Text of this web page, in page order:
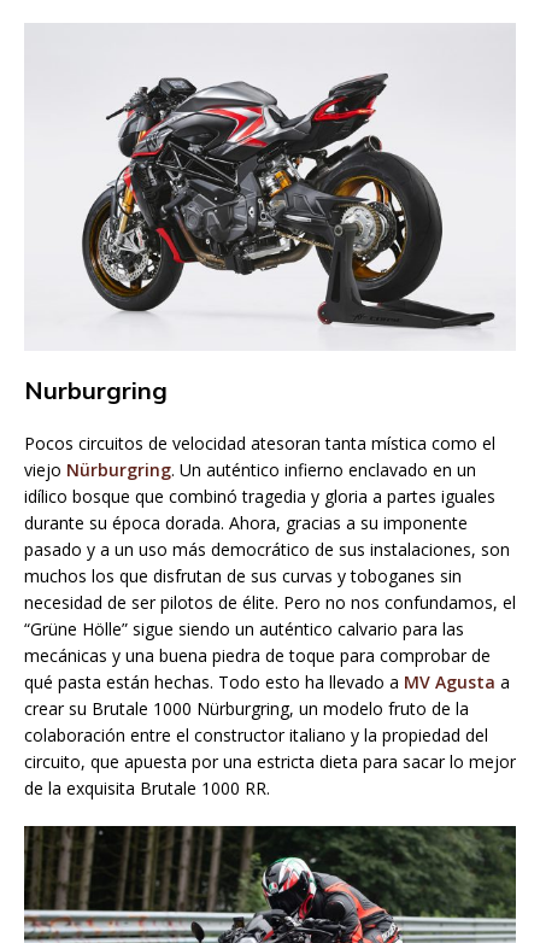
Nurburgring
Pocos circuitos de velocidad atesoran tanta mística como el
viejo Nürburgring. Un auténtico infierno enclavado en un
idílico bosque que combinó tragedia y gloria a partes iguales
durante su época dorada. Ahora, gracias a su imponente
pasado y a un uso más democrático de sus instalaciones, son
muchos los que disfrutan de sus curvas y toboganes sin
necesidad de ser pilotos de élite. Pero no nos confundamos, el
“Grüne Hölle” sigue siendo un auténtico calvario para las
mecánicas y una buena piedra de toque para comprobar de
qué pasta están hechas. Todo esto ha llevado a MV Agusta a
crear su Brutale 1000 Nürburgring, un modelo fruto de la
colaboración entre el constructor italiano y la propiedad del
circuito, que apuesta por una estricta dieta para sacar lo mejor
de la exquisita Brutale 1000 RR.